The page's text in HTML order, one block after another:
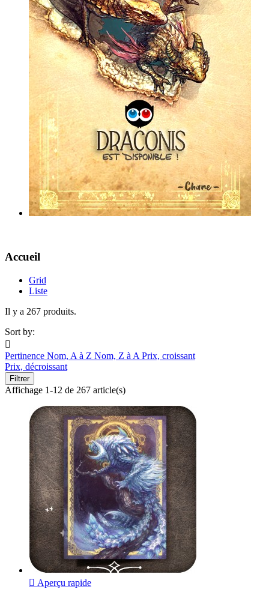
Accueil
Grid
Liste
Il y a 267 produits.
Sort by:

Pertinence Nom, A à Z Nom, Z à A Prix, croissant
Prix, décroissant
Filtrer
Affichage 1-12 de 267 article(s)
 Aperçu rapide